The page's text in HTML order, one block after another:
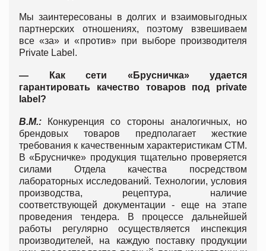
Мы заинтересованы в долгих и взаимовыгодных
партнерских отношениях, поэтому взвешиваем
все «за» и «против» при выборе производителя
Private Label.
— Каксети «Брусничка» удается
гарантировать качество товаров под private
label ?
В.М.: Конкуренция со стороны аналогичных, но
брендовых товаров предполагает жесткие
требования к качественным характеристикам СТМ.
В «Брусничке» продукция тщательно проверяется
силами Отдела качества посредством
лабораторных исследований. Технологии, условия
производства, рецептура, наличие
соответствующей документации - еще на этапе
проведения тендера. В процессе дальнейшей
работы регулярно осуществляется инспекция
производителей, на каждую поставку продукции